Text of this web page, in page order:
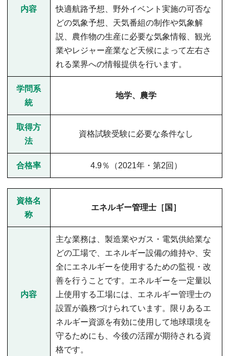
内容
快適航路予想、野外イベント実施の可否な
どの気象予想、天気番組の制作や気象解
説、農作物の生産に必要な気象情報、観光
業やレジャー産業など天候によって左右さ
れる業界への情報提供を行います。
学問系
統
地学、農学
取得方
法
資格試験受験に必要な条件なし
合格率 4.9％（2021年・第2回）
資格名
称
エネルギー管理士［国］
内容
主な業務は、製造業やガス・電気供給業な
どの工場で、エネルギー設備の維持や、安
全にエネルギーを使用するための監視・改
善を行うことです。エネルギーを一定量以
上使用する工場には、エネルギー管理士の
設置が義務づけられています。限りあるエ
ネルギー資源を有効に使用して地球環境を
守るためにも、今後の活躍が期待される資
格です。